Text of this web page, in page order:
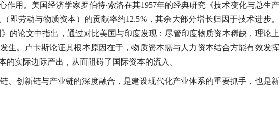
作用。美国经济学家罗伯特·索洛在其1957年的经典研究《技术变化与总生产
即劳动与物质资本）的贡献率约12.5%，其余大部分增长归因于技术进步。
的论文中指出，通过对比美国与印度发现：尽管印度物质资本稀缺，理论上
生。卢卡斯论证其根本原因在于，物质资本需与人力资本结合方能有效发挥
实际边际产出，从而阻碍了国际资本的流入。
、创新链与产业链的深度融合，是建设现代化产业体系的重要抓手，也是新